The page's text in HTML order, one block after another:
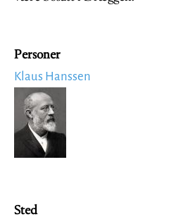
Personer
Klaus Hanssen
Image
Sted